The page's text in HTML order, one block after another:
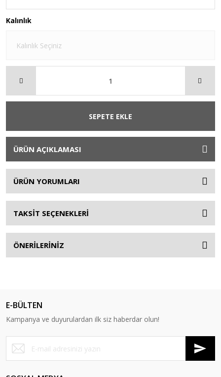
Kalınlık
SEPETE EKLE
ÜRÜN AÇIKLAMASI
ÜRÜN YORUMLARI
TAKSİT SEÇENEKLERİ
ÖNERİLERİNİZ
E-BÜLTEN
Kampanya ve duyurulardan ilk siz haberdar olun!